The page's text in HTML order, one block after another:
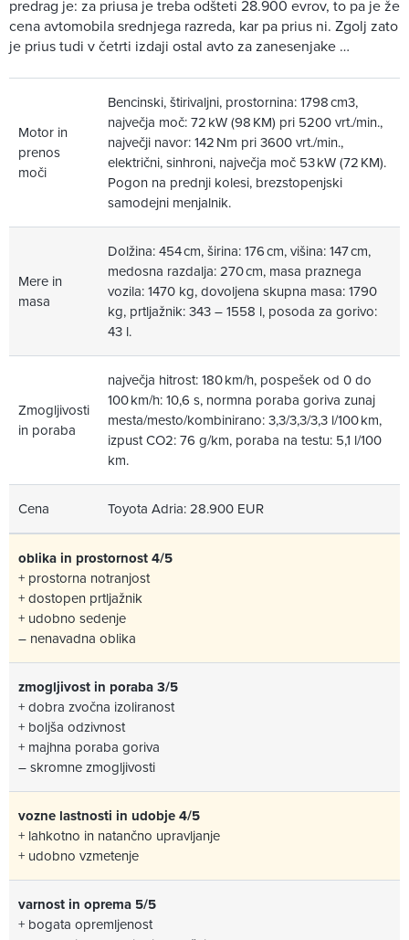
predrag je: za priusa je treba odšteti 28.900 evrov, to pa je že
cena avtomobila srednjega razreda, kar pa prius ni. Zgolj zato
je prius tudi v četrti izdaji ostal avto za zanesenjake …
Motor in
prenos
moči
Bencinski, štirivaljni, prostornina: 1798 cm3,
največja moč: 72 kW (98 KM) pri 5200 vrt./min.,
največji navor: 142 Nm pri 3600 vrt./min.,
električni, sinhroni, največja moč 53 kW (72 KM).
Pogon na prednji kolesi, brezstopenjski
samodejni menjalnik.
Mere in
masa
Dolžina: 454 cm, širina: 176 cm, višina: 147 cm,
medosna razdalja: 270 cm, masa praznega
vozila: 1470 kg, dovoljena skupna masa: 1790
kg, prtljažnik: 343 – 1558 l, posoda za gorivo:
43 l.
Zmogljivosti
in poraba
največja hitrost: 180 km/h, pospešek od 0 do
100 km/h: 10,6 s, normna poraba goriva zunaj
mesta/mesto/kombinirano: 3,3/3,3/3,3 l/100 km,
izpust CO2: 76 g/km, poraba na testu: 5,1 l/100
km.
Cena Toyota Adria: 28.900 EUR
oblika in prostornost 4/5
+ prostorna notranjost
+ dostopen prtljažnik
+ udobno sedenje
– nenavadna oblika
zmogljivost in poraba 3/5
+ dobra zvočna izoliranost
+ boljša odzivnost
+ majhna poraba goriva
– skromne zmogljivosti
vozne lastnosti in udobje 4/5
+ lahkotno in natančno upravljanje
+ udobno vzmetenje
varnost in oprema 5/5
+ bogata opremljenost